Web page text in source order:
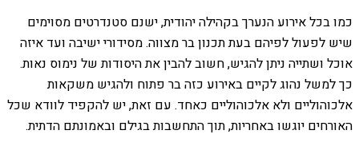
כמו בכל אירוע הנערך בקהילה יהודית, ישנם סטנדרטים מסוימים
שיש לפעול לפיהם בעת תכנון בר מצווה. מסידורי ישיבה ועד איזה
אוכל ושתייה ניתן להגיש, חשוב להבין את היסודות של נימוס נאות.
כך למשל נהוג לקיים באירוע כזה בר פתוח ולהגיש משקאות
אלכוהוליים ולא אלכוהוליים כאחד. עם זאת, יש להקפיד לוודא שכל
האורחים יוגשו באחריות, תוך התחשבות בגילם ובאמונתם הדתית.